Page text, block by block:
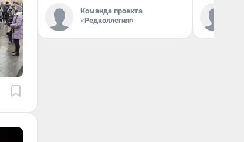
Команда проекта
«Редколлегия»